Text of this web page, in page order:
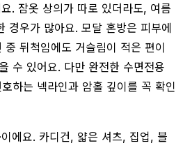
. 잠옷 상의가 따로 있더라도, 여름
경우가 많아요. 모달 혼방은 피부에
뒤척임에도 거슬림이 적은 편이
수 있어요. 다만 완전한 수면전용
하는 넥라인과 암홀 깊이를 꼭 확인
이에요. 카디건, 얇은 셔츠, 집업, 블